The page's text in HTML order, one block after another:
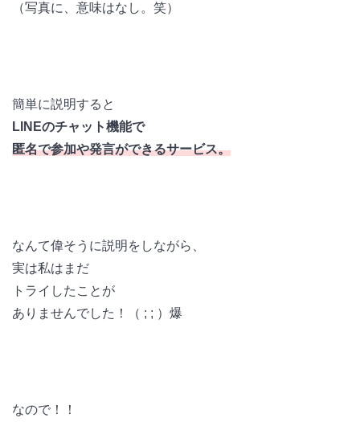
（写真に、意味はなし。笑）
簡単に説明すると
LINEのチャット機能で
匿名で参加や発言ができるサービス。
なんて偉そうに説明をしながら、
実は私はまだ
トライしたことが
ありませんでした！（ ; ; ）爆
なので！！